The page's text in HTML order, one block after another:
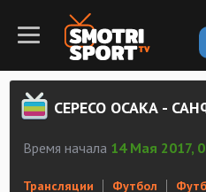
Время начала 14 Мая 2017,
Трансляции Футбол